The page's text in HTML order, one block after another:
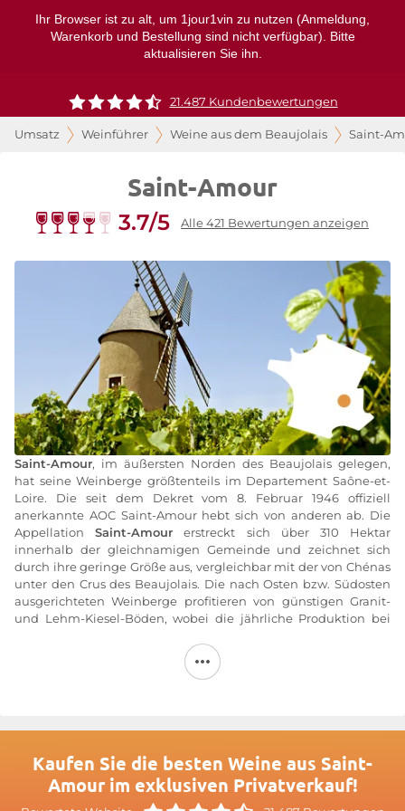
Ihr Browser ist zu alt, um 1jour1vin zu nutzen (Anmeldung,
Warenkorb und Bestellung sind nicht verfügbar). Bitte
aktualisieren Sie ihn.
21.487 Kundenbewertungen
Umsatz Weinführer Weine aus dem Beaujolais Saint-
Saint-Amour
3.7/5 Alle 421 Bewertungen anzeigen
Saint-Amour, im äußersten Norden des Beaujolais gelegen,
hat seine Weinberge größtenteils im Departement Saône-et-
Loire. Die seit dem Dekret vom 8. Februar 1946 offiziell
anerkannte AOC Saint-Amour hebt sich von anderen ab. Die
AppellationSaint-Amour erstreckt sich über 310 Hektar
innerhalb der gleichnamigen Gemeinde und zeichnet sich
durch ihre geringe Größe aus, vergleichbar mit der von Chénas
unter den Crus des Beaujolais. Die nach Osten bzw. Südosten
ausgerichteten Weinberge profitieren von günstigen Granit-
und Lehm-Kiesel-Böden, wobei die jährliche Produktion bei
Rebsorte Gamay noir à jus blanc gekelterte
mehreren Lagen erhältlich, unter denen sich „À la folie“ und
Terroir.
Die Ursprünge des Rotweins Saint-Amour
Kaufen Sie die besten Weine aus Saint-
Amour im exklusiven Privatverkauf!